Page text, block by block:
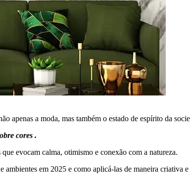
apenas a moda, mas também o estado de espírito da
cores .
evocam calma, otimismo e conexão com a natureza.
em 2025 e como aplicá-las de maneira criativa e